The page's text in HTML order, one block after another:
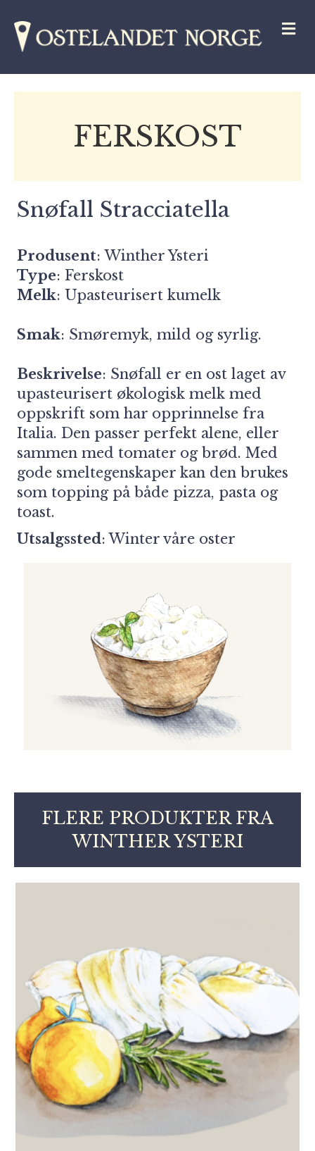
FERSKOST
Snøfall Stracciatella
Produsent:Winther Ysteri
Type: Ferskost
Melk: Upasteurisert kumelk
Smak: Smøremyk, mild og syrlig.
Beskrivelse: Snøfall er en ost laget av
upasteurisert økologisk melk med
oppskrift som har opprinnelse fra
Italia. Den passer perfekt alene, eller
sammen med tomater og brød. Med
gode smeltegenskaper kan den brukes
som topping på både pizza, pasta og
toast.
Utsalgssted:Winter våre oster
FLERE PRODUKTER FRA
WINTHER YSTERI